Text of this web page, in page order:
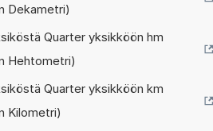
Dekametri)
Quarter yksikköön hm
Hehtometri)
Quarter yksikköön km
Kilometri)